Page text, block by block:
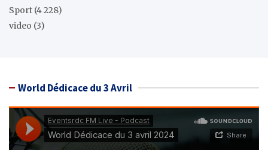
Sport (4 228)
video (3)
World Dédicace du 3 Avril